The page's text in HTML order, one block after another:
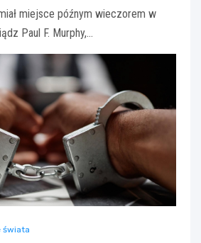
miejsce późnym wieczorem w
Paul F. Murphy,…
świata